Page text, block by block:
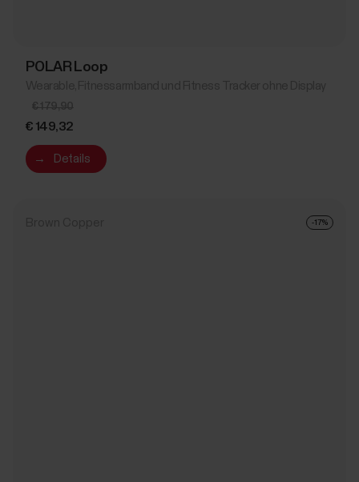
POLAR Loop
€ 149,32
→ Details
-17%